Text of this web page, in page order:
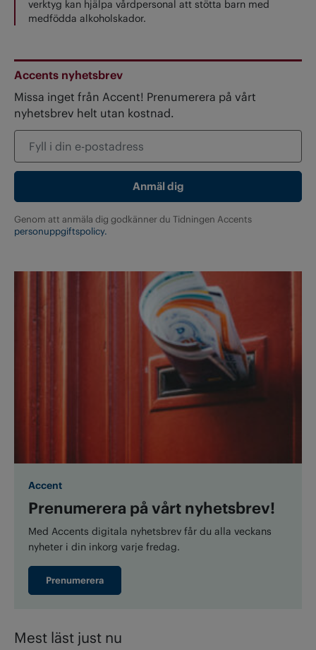
verktyg kan hjälpa vårdpersonal att stötta barn med
medfödda alkoholskador.
Accents nyhetsbrev
Missa inget från Accent! Prenumerera på vårt
nyhetsbrev helt utan kostnad.
Genom att anmäla dig godkänner du Tidningen Accents
personuppgiftspolicy.
Accent
Prenumerera på vårt nyhetsbrev!
Med Accents digitala nyhetsbrev får du alla veckans
nyheter i din inkorg varje fredag.
Prenumerera
Mest läst just nu